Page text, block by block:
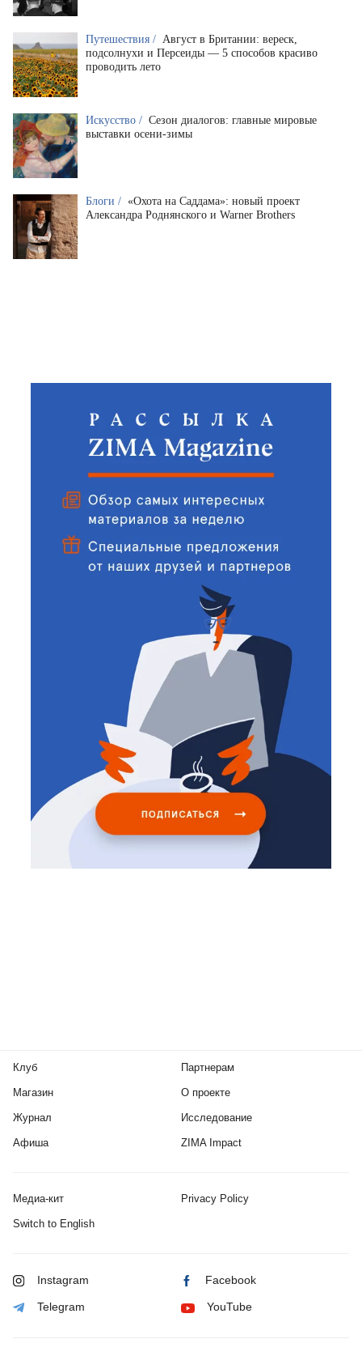
Путешествия / Август в Британии: вереск,
подсолнухи и Персеиды — 5 способов красиво
проводить лето
Искусство / Сезон диалогов: главные мировые
выставки осени-зимы
Блоги / «Охота на Саддама»: новый проект
Александра Роднянского и Warner Brothers
Клуб
Магазин
Журнал
Афиша
Партнерам
О проекте
Исследование
ZIMA Impact
Медиа-кит Privacy Policy
Switch to English
Instagram Facebook
Telegram YouTube